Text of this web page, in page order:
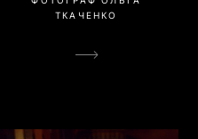
ТКАЧЕНКО